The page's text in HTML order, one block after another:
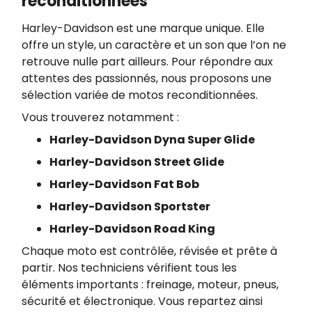
Harley-Davidson est une marque unique. Elle
offre un style, un caractère et un son que l’on ne
retrouve nulle part ailleurs. Pour répondre aux
attentes des passionnés, nous proposons une
sélection variée de motos reconditionnées.
Vous trouverez notamment :
Harley-Davidson Dyna Super Glide
Harley-Davidson Street Glide
Harley-Davidson Fat Bob
Harley-Davidson Sportster
Harley-Davidson Road King
Chaque moto est contrôlée, révisée et prête à
partir. Nos techniciens vérifient tous les
éléments importants : freinage, moteur, pneus,
sécurité et électronique. Vous repartez ainsi